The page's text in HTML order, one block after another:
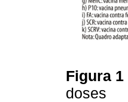
Figura 1
doses